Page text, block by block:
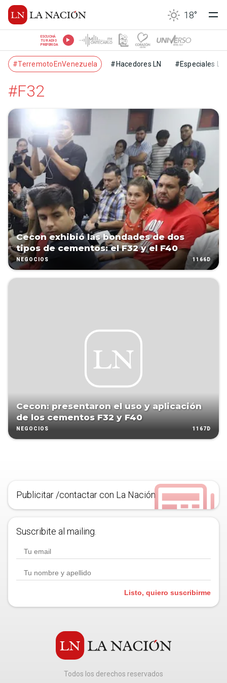
18°
ESCUCHÁ
TU RADIO
PREFERIDA
#TerremotoEnVenezuela #Hacedores LN #Especiales LN
#F32
Cecon exhibió las bondades de dos
tipos de cementos: el F32 y el F40
NEGOCIOS 1166D
Cecon: presentaron el uso y aplicación
de los cementos F32 y F40
NEGOCIOS 1167D
Publicitar /contactar con La Nación
Suscribite al mailing.
Listo, quiero suscribirme
Todos los derechos reservados